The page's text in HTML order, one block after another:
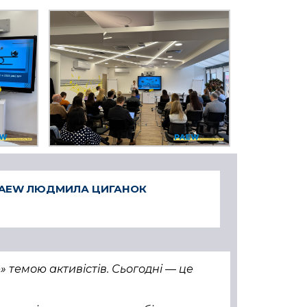
PAEW ЛЮДМИЛА ЦИГАНОК
активістів. Сьогодні — це